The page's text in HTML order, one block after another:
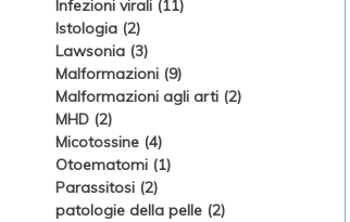
Infezioni virali (11)
Istologia (2)
Lawsonia (3)
Malformazioni (9)
Malformazioni agli arti (2)
MHD (2)
Micotossine (4)
Otoematomi (1)
Parassitosi (2)
patologie della pelle (2)